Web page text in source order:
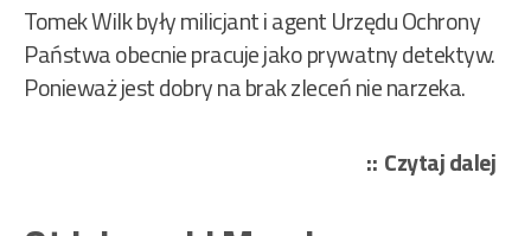
Tomek Wilk były milicjant i agent Urzędu Ochrony
Państwa obecnie pracuje jako prywatny detektyw.
Ponieważ jest dobry na brak zleceń nie narzeka.
Czytaj dalej